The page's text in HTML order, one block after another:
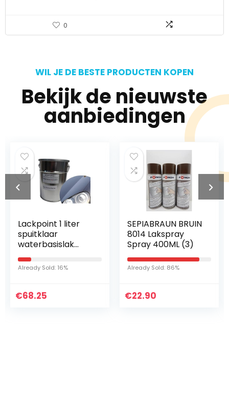
0
WIL JE DE BESTE PRODUCTEN KOPEN
Bekijk de nieuwste
aanbiedingen
Lackpoint 1 liter
spuitklaar
waterbasislak
voor VW LC9Z
zwart metallic
autolak
Already Sold: 16%
€68.25
SEPIABRAUN BRUIN
8014 Lakspray
Spray 400ML (3)
Already Sold: 86%
€22.90